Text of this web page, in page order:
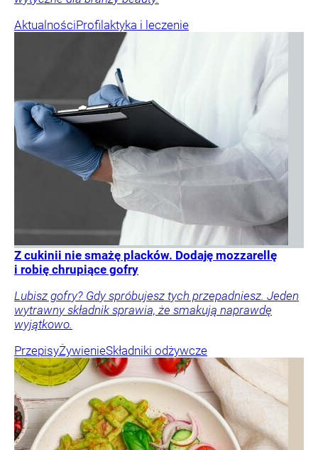
AktualnościProfilaktyka i leczenie
Z cukinii nie smażę placków. Dodaję mozzarellę
i robię chrupiące gofry
Lubisz gofry? Gdy spróbujesz tych przepadniesz. Jeden
wytrawny składnik sprawia, że smakują naprawdę
wyjątkowo.
PrzepisyŻywienieSkładniki odżywcze